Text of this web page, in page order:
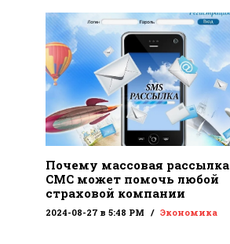
Почему массовая рассылка
СМС может помочь любой
страховой компании
2024-08-27 в 5:48 PM Экономика